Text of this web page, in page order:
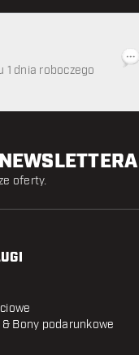
1 dnia roboczego
oferty.
Bony podarunkowe